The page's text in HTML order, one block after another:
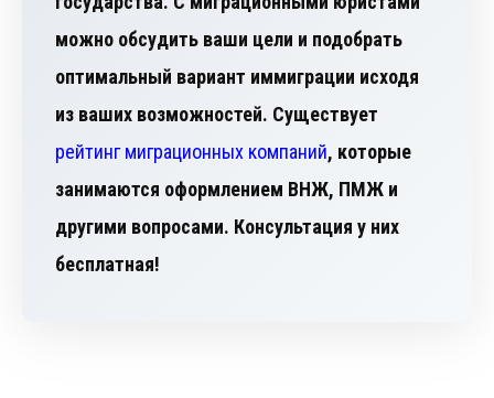
можно обсудить ваши цели и подобрать
оптимальный вариант иммиграции исходя
из ваших возможностей. Существует
рейтинг миграционных компаний, которые
занимаются оформлением ВНЖ, ПМЖ и
другими вопросами. Консультация у них
бесплатная!